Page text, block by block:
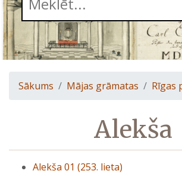
Sākums Mājas grāmatas Rīgas
Alekša
Alekša 01 (253. lieta)